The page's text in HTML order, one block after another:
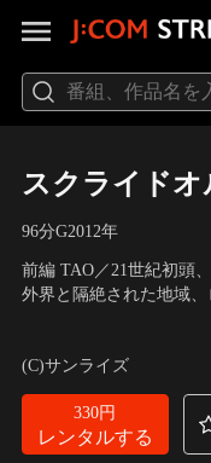
スクライド
96分G2012年
前編 TAO／21世紀初頭
外界と隔絶された地域
た。未開発地区に暮らす
ター能力者特殊部隊ホ
守） 他
(C)サンライズ
330円
レンタルする